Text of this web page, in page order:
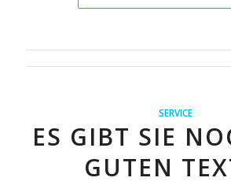
SERVICE
ES GIBT SIE
GUTEN